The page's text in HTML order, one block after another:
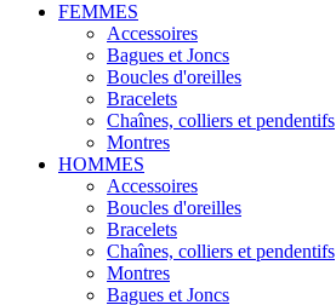
FEMMES
Accessoires
Bagues et Joncs
Boucles d'oreilles
Bracelets
Chaînes, colliers et pendentifs
Montres
HOMMES
Accessoires
Boucles d'oreilles
Bracelets
Chaînes, colliers et pendentifs
Montres
Bagues et Joncs